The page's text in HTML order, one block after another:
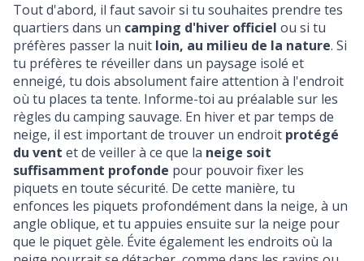
Tout d'abord, il faut savoir si tu souhaites prendre tes
quartiers dans un camping d'hiver officiel ou si tu
préfères passer la nuit loin, au milieu de la nature. Si
tu préfères te réveiller dans un paysage isolé et
enneigé, tu dois absolument faire attention à l'endroit
où tu places ta tente. Informe-toi au préalable sur les
règles du camping sauvage. En hiver et par temps de
neige, il est important de trouver un endroit protégé
du vent et de veiller à ce que la neige soit
suffisamment profonde pour pouvoir fixer les
piquets en toute sécurité. De cette manière, tu
enfonces les piquets profondément dans la neige, à un
angle oblique, et tu appuies ensuite sur la neige pour
que le piquet gèle. Évite également les endroits où la